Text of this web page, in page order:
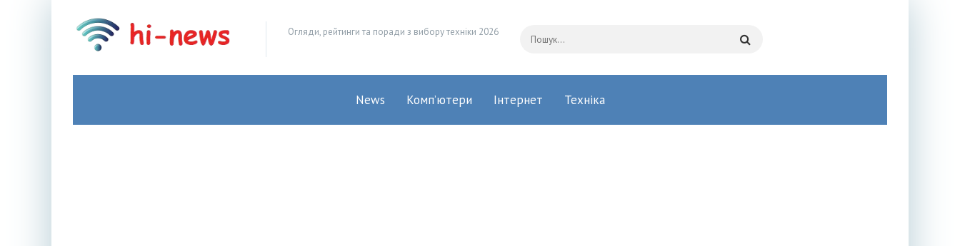
Огляди, рейтинги та поради з вибору техніки 2026
News Комп’ютери Інтернет Техніка